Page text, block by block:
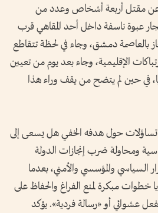
عن مقتل أربعة أشخاص وعدد من
عبوة ناسفة داخل أحد المقاهي قرب
بالعاصمة دمشق، وجاء في لحظة تتقاطع
الإقليمية، وجاء بعد يوم من تعيين
في حين لم يتضح من يقف وراء هذا
حول هدفه الخفي هل يسعى إلى
ومحاولة ضرب إنجازات الدولة
السياسي والمؤسسي والأمني، بعدما
خطوات مبكرة لمنع الفراغ والحفاظ على
عشوائي أو «رسالة فردية». يؤكد